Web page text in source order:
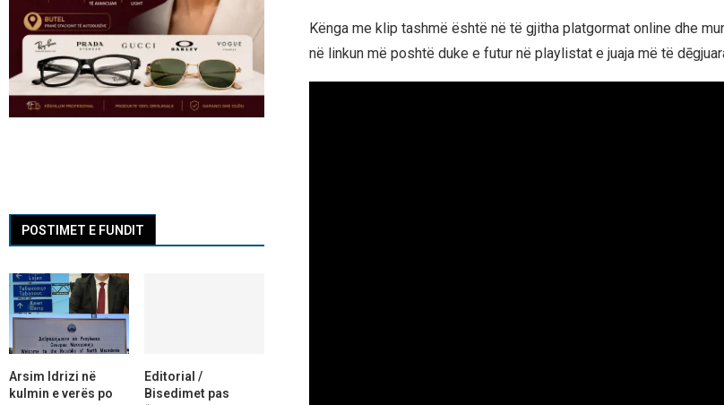
Kënga me klip tashmë është në të gjitha platgormat online dhe
në linkun më poshtë duke e futur në playlistat e juaja më të
POSTIMET E FUNDIT
Arsim Idrizi në
kulmin e verës po
Editorial /
Bisedimet pas